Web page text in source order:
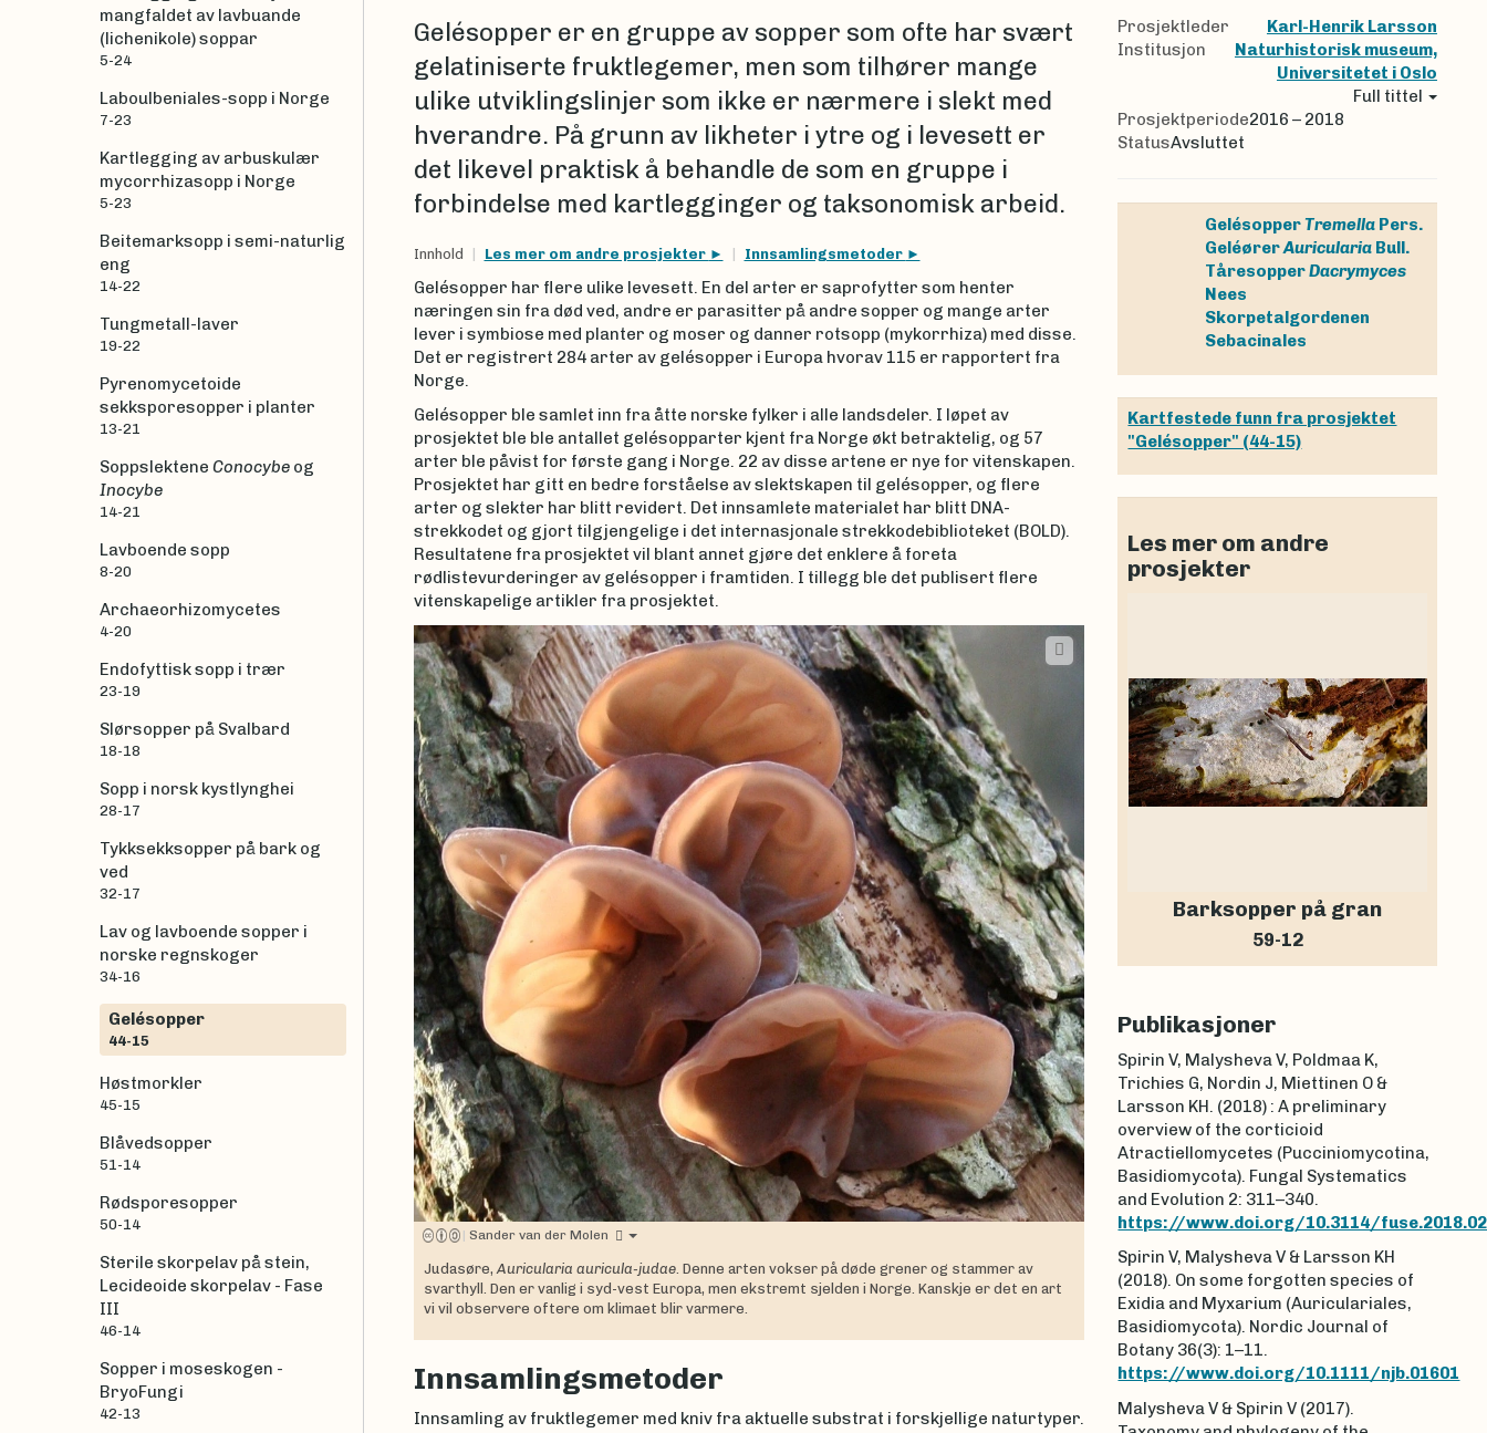
Gelésopper er en gruppe av sopper som ofte har svært
gelatiniserte fruktlegemer, men som tilhører mange
ulike utviklingslinjer som ikke er nærmere i slekt med
hverandre. På grunn av likheter i ytre og i levesett er
det likevel praktisk å behandle de som en gruppe i
forbindelse med kartlegginger og taksonomisk arbeid.
Innhold Les mer om andre prosjekter Innsamlingsmetoder
Gelésopper har flere ulike levesett. En del arter er saprofytter som henter
næringen sin fra død ved, andre er parasitter på andre sopper og mange arter
lever i symbiose med planter og moser og danner rotsopp (mykorrhiza) med disse.
Det er registrert 284 arter av gelésopper i Europa hvorav 115 er rapportert fra
Norge.
Gelésopper ble samlet inn fra åtte norske fylker i alle landsdeler. I løpet av
prosjektet ble ble antallet gelésopparter kjent fra Norge økt betraktelig, og 57
arter ble påvist for første gang i Norge. 22 av disse artene er nye for vitenskapen.
Prosjektet har gitt en bedre forståelse av slektskapen til gelésopper, og flere
arter og slekter har blitt revidert. Det innsamlete materialet har blitt DNA-
strekkodet og gjort tilgjengelige i det internasjonale strekkodebiblioteket (BOLD).
Resultatene fra prosjektet vil blant annet gjøre det enklere å foreta
rødlistevurderinger av gelésopper i framtiden. I tillegg ble det publisert flere
vitenskapelige artikler fra prosjektet.
| Sander van der Molen
Judasøre, Auricularia auricula-judae. Denne arten vokser på døde grener og stammer av
svarthyll. Den er vanlig i syd-vest Europa, men ekstremt sjelden i Norge. Kanskje er det en art
vi vil observere oftere om klimaet blir varmere.
Innsamlingsmetoder
Innsamling av fruktlegemer med kniv fra aktuelle substrat i forskjellige naturtyper.
Prosjektleder
Karl-Henrik Larsson
Institusjon
Naturhistorisk museum,
Universitetet i Oslo
Full tittel
Prosjektperiode2016 – 2018
StatusAvsluttet
GelésopperTremella Pers.
GeléørerAuricularia Bull.
TåresopperDacrymyces
Nees
Skorpetalgordenen
Sebacinales
Kartfestede funn fra prosjektet
"Gelésopper" (44-15)
Les mer om andre
prosjekter
Barksopper på gran
59-12
Publikasjoner
Spirin V, Malysheva V, Poldmaa K,
Trichies G, Nordin J, Miettinen O &
Larsson KH. (2018) : A preliminary
overview of the corticioid
Atractiellomycetes (Pucciniomycotina,
Basidiomycota). Fungal Systematics
and Evolution 2: 311–340.
https://www.doi.org/10.3114/
Spirin V, Malysheva V & Larsson KH
(2018). On some forgotten species of
Exidia and Myxarium (Auriculariales,
Basidiomycota). Nordic Journal of
Botany 36(3): 1–11.
https://www.doi.org/10.1111/njb.01601
Malysheva V & Spirin V (2017).
mangfaldet av lavbuande
(lichenikole) soppar
5-24
Laboulbeniales-sopp i Norge
7-23
Kartlegging av arbuskulær
mycorrhizasopp i Norge
5-23
Beitemarksopp i semi-naturlig
eng
14-22
Tungmetall-laver
19-22
Pyrenomycetoide
sekksporesopper i planter
13-21
Soppslektene Conocybe og
Inocybe
14-21
Lavboende sopp
8-20
Archaeorhizomycetes
4-20
Endofyttisk sopp i trær
23-19
Slørsopper på Svalbard
18-18
Sopp i norsk kystlynghei
28-17
Tykksekksopper på bark og
ved
32-17
Lav og lavboende sopper i
norske regnskoger
34-16
Gelésopper
44-15
Høstmorkler
45-15
Blåvedsopper
51-14
Rødsporesopper
50-14
Sterile skorpelav på stein,
Lecideoide skorpelav - Fase
III
46-14
Sopper i moseskogen -
BryoFungi
42-13